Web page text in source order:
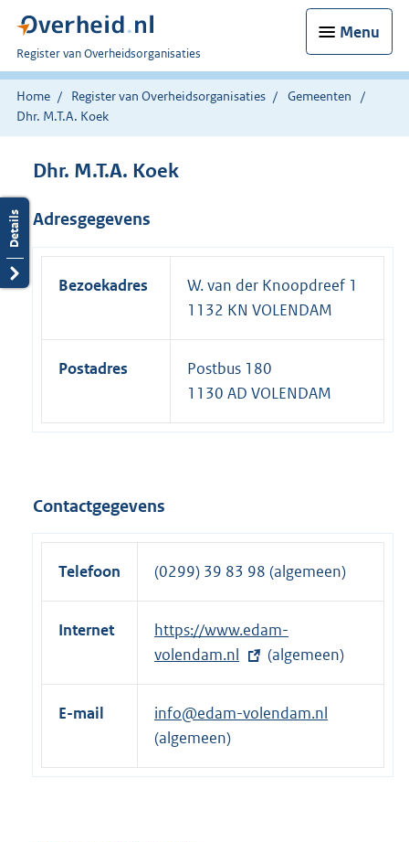
Menu
U
bent
nu
hier:
Register van Overheidsorganisaties
Home Register van Overheidsorganisaties
Gemeenten
Dhr. M.T.A. Koek
Dhr. M.T.A. Koek
Adresgegevens
Bezoekadres
W. van der Knoopdreef 1
1132 KN VOLENDAM
Postadres
Postbus 180
1130 AD VOLENDAM
Contactgegevens
Telefoon (0299) 39 83 98 (algemeen)
Internet
E
x
t
e
r
e
https://www.edam-
volendam.nl
(algemeen)
E-mail
info@edam-volendam.nl
(algemeen)